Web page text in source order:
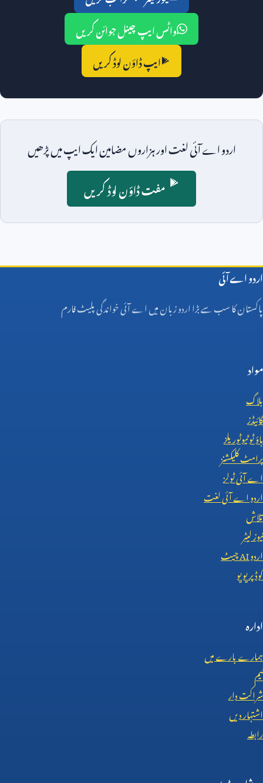
واٹس ایپ چینل جوائن کریں
ایپ ڈاؤن لوڈ کریں
اردو اے آئی لغت اور ہزاروں مضامین ایک ایپ میں پڑھیں
مفت ڈاؤن لوڈ کریں
اردو اے آئی
پاکستان کا سب سے بڑا اردو زبان میں اے آئی خواندگی پلیٹ فارم
مواد
بلاگ
گائیڈز
ہاؤ ٹو ٹیوٹوریلز
پرامٹ کلیکشنز
اے آئی ٹولز
اردو اے آئی لغت
تلاش
نیوز لیٹر
اردوAIچیٹ
کوڈ پریویو
ادارہ
ہمارے بارے میں
ٹیم
شراکت دار
اشتہار دیں
رابطہ